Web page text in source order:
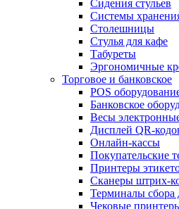
Сидения стульев
Системы
Столешницы
Стулья для кафе
Табуреты
Эргономичные
Торговое и банковское
POS
Банковское
Весы
Дисплей QR-
Онлайн-кассы
Покупательские
Принтеры
Сканеры штрих-
Терминалы сбора
Чековые